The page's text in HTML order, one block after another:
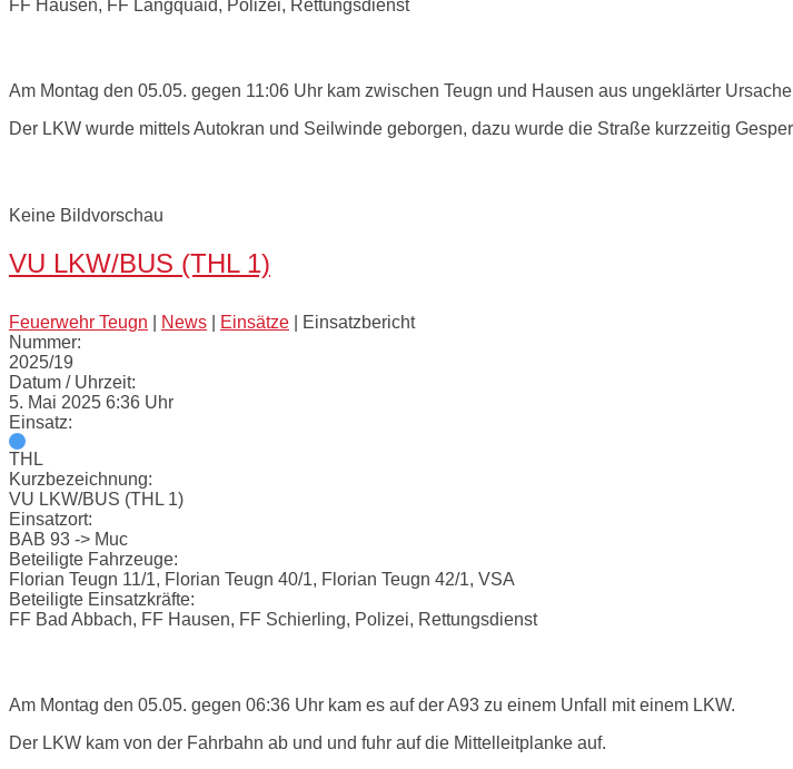
FF Hausen, FF Langquaid, Polizei, Rettungsdienst
Am Montag den 05.05. gegen 11:06 Uhr kam zwischen Teugn und Hausen aus ungeklärter
Der LKW wurde mittels Autokran und Seilwinde geborgen, dazu wurde die Straße kurzzeitig
Keine Bildvorschau
VU LKW/BUS (THL 1)
Feuerwehr Teugn News Einsätze
Einsatzbericht
Nummer:
2025/19
Datum / Uhrzeit:
5. Mai 2025 6:36 Uhr
Einsatz:
THL
Kurzbezeichnung:
VU LKW/BUS (THL 1)
Einsatzort:
BAB 93 -> Muc
Beteiligte Fahrzeuge:
Florian Teugn 11/1, Florian Teugn 40/1, Florian Teugn 42/1, VSA
Beteiligte Einsatzkräfte:
FF Bad Abbach, FF Hausen, FF Schierling, Polizei, Rettungsdienst
Am Montag den 05.05. gegen 06:36 Uhr kam es auf der A93 zu einem Unfall mit einem LKW.
Der LKW kam von der Fahrbahn ab und und fuhr auf die Mittelleitplanke auf.